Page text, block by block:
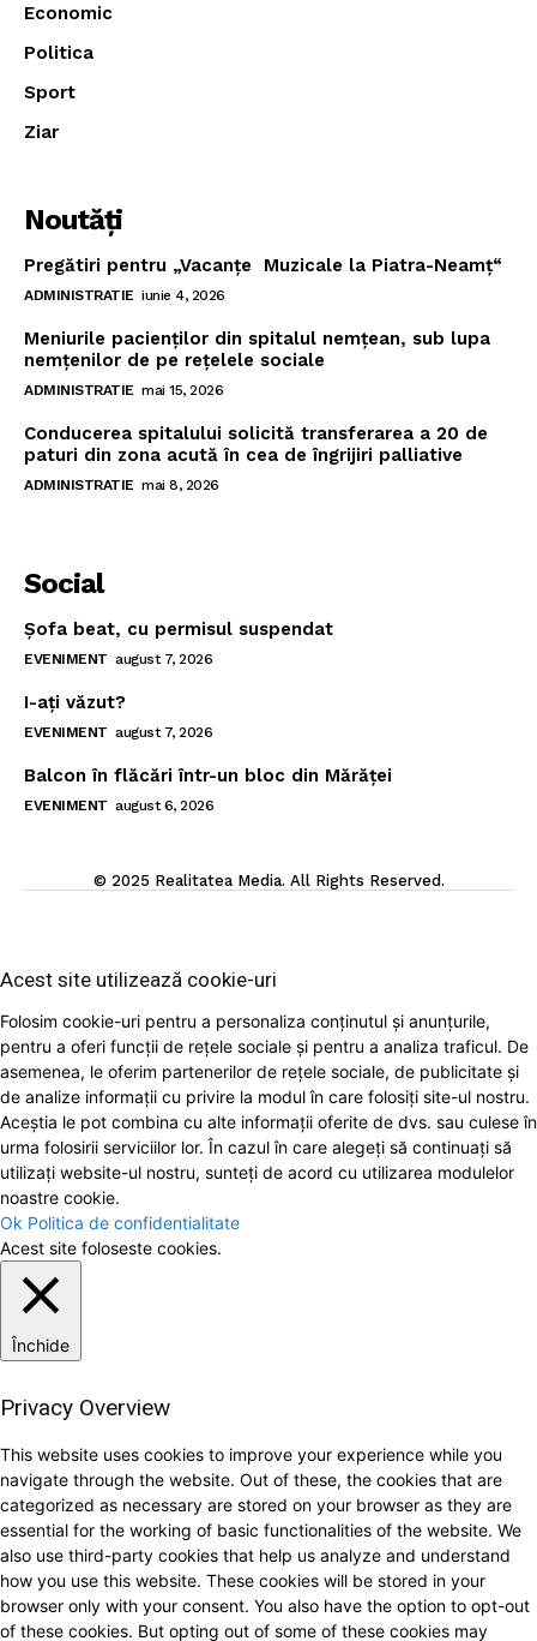
Economic
Politica
Sport
Ziar
Noutăţi
Pregătiri pentru „Vacanţe Muzicale la Piatra-Neamţ“
ADMINISTRATIE iunie 4, 2026
Meniurile pacienţilor din spitalul nemţean, sub lupa
nemţenilor de pe reţelele sociale
ADMINISTRATIE mai 15, 2026
Conducerea spitalului solicită transferarea a 20 de
paturi din zona acută în cea de îngrijiri palliative
ADMINISTRATIE mai 8, 2026
Social
Şofa beat, cu permisul suspendat
EVENIMENT august 7, 2026
I-aţi văzut?
EVENIMENT august 7, 2026
Balcon în flăcări într-un bloc din Mărăţei
EVENIMENT august 6, 2026
© 2025 Realitatea Media. All Rights Reserved.
Acest site utilizează cookie-uri
Folosim cookie-uri pentru a personaliza conținutul și anunțurile,
pentru a oferi funcții de rețele sociale și pentru a analiza traficul. De
asemenea, le oferim partenerilor de rețele sociale, de publicitate și
de analize informații cu privire la modul în care folosiți site-ul nostru.
Aceștia le pot combina cu alte informații oferite de dvs. sau culese în
urma folosirii serviciilor lor. În cazul în care alegeți să continuați să
utilizați website-ul nostru, sunteți de acord cu utilizarea modulelor
noastre cookie.
Ok Politica de confidentialitate
Acest site foloseste cookies.
Închide
Privacy Overview
This website uses cookies to improve your experience while you
navigate through the website. Out of these, the cookies that are
categorized as necessary are stored on your browser as they are
essential for the working of basic functionalities of the website. We
also use third-party cookies that help us analyze and understand
how you use this website. These cookies will be stored in your
browser only with your consent. You also have the option to opt-out
of these cookies. But opting out of some of these cookies may